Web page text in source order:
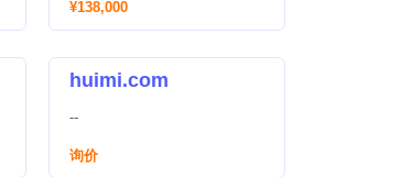
¥138,000
huimi.com
--
询价